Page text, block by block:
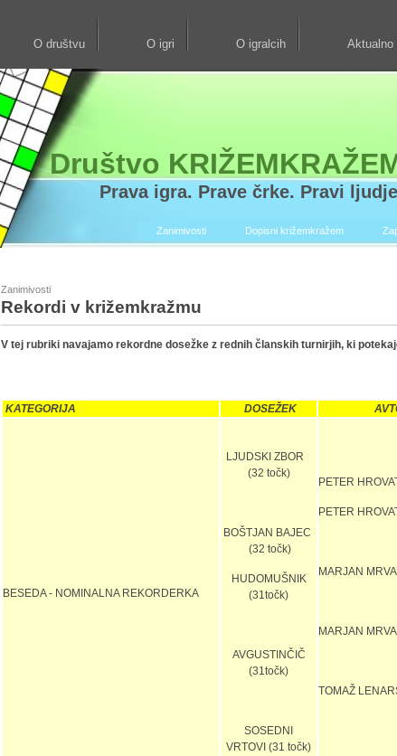
O društvu O igri O igralcih Aktualno
Društvo
Prava igra. Prave črke. Pravi
Zanimivosti Dopisni križemkražem
Zanimivosti
Rekordi v križemkražmu
V tej rubriki navajamo rekordne dosežke z rednih članskih turnirjih, ki
KATEGORIJA DOSEŽEK
BESEDA - NOMINALNA REKORDERKA
LJUDSKI ZBOR
(32 točk)
BOŠTJAN BAJEC
(32 točk)
HUDOMUŠNIK
(31točk)
AVGUSTINČIČ
(31točk)
SOSEDNI
VRTOVI (31 točk)
PETER
PETER
MARJAN
MARJAN
TOMAŽ